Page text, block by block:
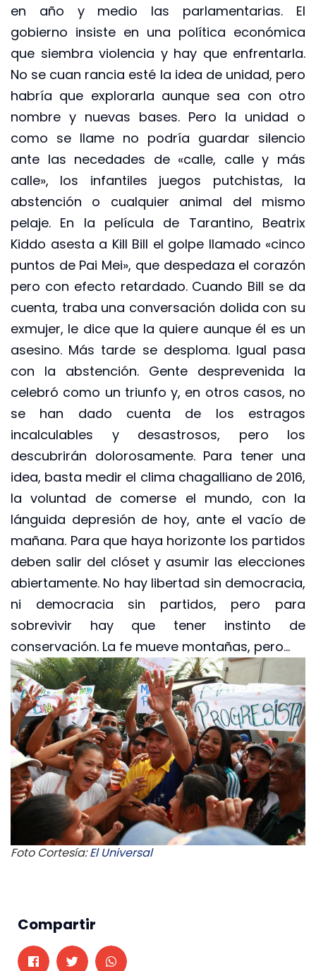
en año y medio las parlamentarias. El
gobierno insiste en una política económica
que siembra violencia y hay que enfrentarla.
No se cuan rancia esté la idea de unidad, pero
habría que explorarla aunque sea con otro
nombre y nuevas bases. Pero la unidad o
como se llame no podría guardar silencio
ante las necedades de «calle, calle y más
calle», los infantiles juegos putchistas, la
abstención o cualquier animal del mismo
pelaje. En la película de Tarantino, Beatrix
Kiddo asesta a Kill Bill el golpe llamado «cinco
puntos de Pai Mei», que despedaza el corazón
pero con efecto retardado. Cuando Bill se da
cuenta, traba una conversación dolida con su
exmujer, le dice que la quiere aunque él es un
asesino. Más tarde se desploma. Igual pasa
con la abstención. Gente desprevenida la
celebró como un triunfo y, en otros casos, no
se han dado cuenta de los estragos
incalculables y desastrosos, pero los
descubrirán dolorosamente. Para tener una
idea, basta medir el clima chagalliano de 2016,
la voluntad de comerse el mundo, con la
lánguida depresión de hoy, ante el vacío de
mañana. Para que haya horizonte los partidos
deben salir del clóset y asumir las elecciones
abiertamente. No hay libertad sin democracia,
ni democracia sin partidos, pero para
sobrevivir hay que tener instinto de
conservación. La fe mueve montañas, pero…
Foto Cortesía:El Universal
Compartir